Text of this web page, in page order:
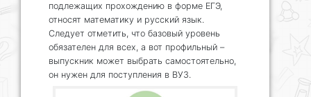
подлежащих прохождению в форме ЕГЭ,
относят математику и русский язык.
Следует отметить, что базовый уровень
обязателен для всех, а вот профильный –
выпускник может выбрать самостоятельно,
он нужен для поступления в ВУЗ.